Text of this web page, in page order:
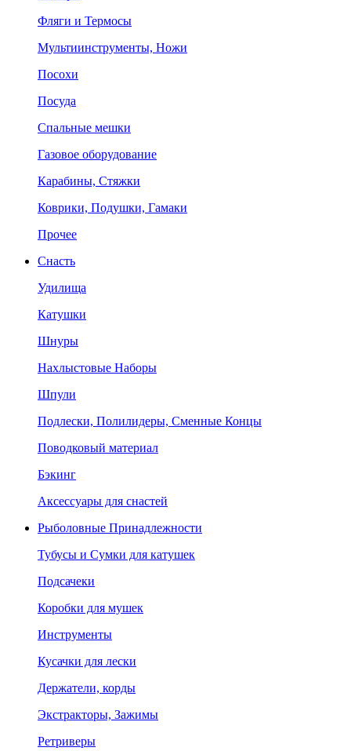
Фляги и Термосы
Мультиинструменты, Ножи
Посохи
Посуда
Спальные мешки
Газовое оборудование
Карабины, Стяжки
Коврики, Подушки, Гамаки
Прочее
Снасть
Удилища
Катушки
Шнуры
Нахлыстовые Наборы
Шпули
Подлески, Полилидеры, Сменные Концы
Поводковый материал
Бэкинг
Аксессуары для снастей
Рыболовные Принадлежности
Тубусы и Сумки для катушек
Подсачеки
Коробки для мушек
Инструменты
Кусачки для лески
Держатели, корды
Экстракторы, Зажимы
Ретриверы